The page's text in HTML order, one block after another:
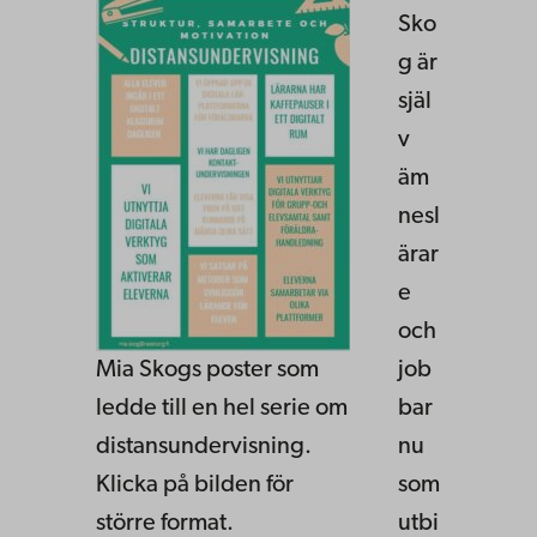
Mia Skogs poster som
ledde till en hel serie om
distansundervisning.
Klicka på bilden för
större format.
Sko
g är
själ
v
äm
nesl
ärar
e
och
job
bar
nu
som
utbi